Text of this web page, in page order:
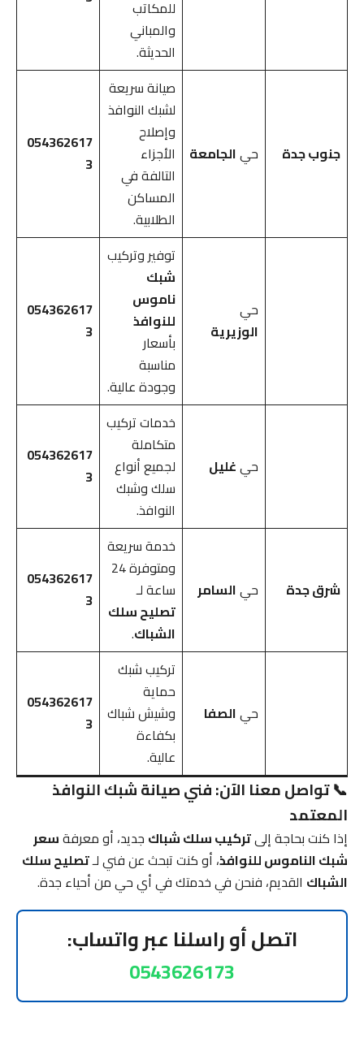
للمكاتب
والمباني
الحديثة.
جنوب جدة حيالجامعة
صيانة سريعة
لشبك النوافذ
وإصلاح
الأجزاء
التالفة في
المساكن
الطلابية.
054362617
3
حي
الوزيرية
توفير وتركيب
شبك
ناموس
للنوافذ
بأسعار
مناسبة
وجودة عالية.
054362617
3
حيغليل
خدمات تركيب
متكاملة
لجميع أنواع
سلك وشبك
النوافذ.
054362617
3
شرق جدة حيالسامر
خدمة سريعة
ومتوفرة 24
ساعة لـ
تصليح سلك
الشباك.
054362617
3
حيالصفا
تركيب شبك
حماية
وشيش شباك
بكفاءة
عالية.
054362617
3
📞 تواصل معنا الآن: فني صيانة شبك النوافذ
المعتمد
إذا كنت بحاجة إلىتركيب سلك شباك جديد، أو معرفةسعر
شبك الناموس للنوافذ، أو كنت تبحث عن فني لـتصليح سلك
الشباك القديم، فنحن في خدمتك في أي حي من أحياء جدة.
اتصل أو راسلنا عبر واتساب:
0543626173